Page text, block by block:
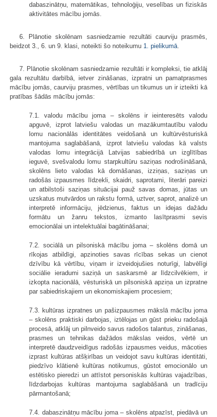
dabaszinātņu, matemātikas, tehnoloģiju, veselības un fiziskās
aktivitātes mācību jomās.
6. Plānotie skolēnam sasniedzamie rezultāti caurviju prasmēs,
beidzot 3., 6. un 9. klasi, noteikti šo noteikumu 1. pielikumā
7. Plānotie skolēnam sasniedzamie rezultāti ir kompleksi, tie atklāj
gala rezultātu darbībā, ietver zināšanas, izpratni un pamatprasmes
mācību jomās, caurviju prasmes, vērtības un tikumus un ir izteikti kā
pratības šādās mācību jomās:
7.1. valodu mācību joma – skolēns ir ieinteresēts valodu
apguvē, izprot latviešu valodas un mazākumtautību valodu
lomu nacionālās identitātes veidošanā un kultūrvēsturiskā
mantojuma saglabāšanā, izprot latviešu valodas kā valsts
valodas lomu integrācijā Latvijas sabiedrībā un izglītības
ieguvē, svešvalodu lomu starpkultūru saziņas nodrošināšanā,
skolēns lieto valodas kā domāšanas, izziņas, saziņas un
radošās izpausmes līdzekli, skaidri, saprotami, literāri pareizi
un atbilstoši saziņas situācijai pauž savas domas, jūtas un
uzskatus mutvārdos un rakstu formā, uztver, saprot, analizē un
interpretē informāciju, jēdzienus, faktus un idejas dažādu
formātu un žanru tekstos, izmanto lasītprasmi sevis
emocionālai un intelektuālai bagātināšanai;
7.2. sociālā un pilsoniskā mācību joma – skolēns domā un
rīkojas atbildīgi, apzinoties savas rīcības sekas un cienot
dzīvību kā vērtību, viņam ir izveidojušies noturīgi, labvēlīgi
sociālie ieradumi saziņā un saskarsmē ar līdzcilvēkiem, ir
izkopta nacionālā, vēsturiskā un pilsoniskā apziņa un izpratne
par sabiedriskajiem un ekonomiskajiem procesiem;
7.3. kultūras izpratnes un pašizpausmes mākslā mācību joma
– skolēns praktiski darbojas, iztēlojas un gūst prieku radošajā
procesā, atklāj un pilnveido savus radošos talantus, zināšanas,
prasmes un tehnikas dažādos mākslas veidos, vērtē un
interpretē daudzveidīgus radošās izpausmes veidus, mācoties
izprast kultūras atšķirības un veidojot savu kultūras identitāti,
piedzīvo klātienē kultūras notikumus, gūstot emocionālo un
estētisko pieredzi un attīstot personiskās kultūras vajadzības,
līdzdarbojas kultūras mantojuma saglabāšanā un tradīciju
pārmantošanā;
7.4. dabaszinātņu mācību joma – skolēns atpazīst, piedāvā un